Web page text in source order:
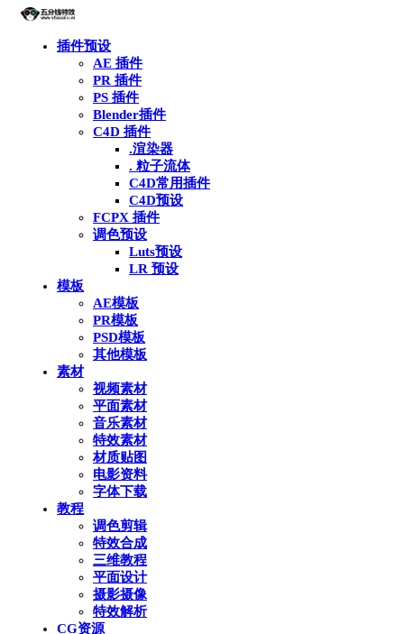
插件预设
AE 插件
PR 插件
PS 插件
Blender插件
C4D 插件
.渲染器
. 粒子流体
C4D常用插件
C4D预设
FCPX 插件
调色预设
Luts预设
LR 预设
模板
AE模板
PR模板
PSD模板
其他模板
素材
视频素材
平面素材
音乐素材
特效素材
材质贴图
电影资料
字体下载
教程
调色剪辑
特效合成
三维教程
平面设计
摄影摄像
特效解析
CG资源